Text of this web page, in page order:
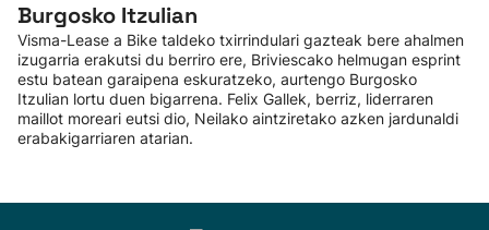
Burgosko Itzulian
Visma-Lease a Bike taldeko txirrindulari gazteak bere ahalmen
izugarria erakutsi du berriro ere, Briviescako helmugan esprint
estu batean garaipena eskuratzeko, aurtengo Burgosko
Itzulian lortu duen bigarrena. Felix Gallek, berriz, liderraren
maillot moreari eutsi dio, Neilako aintziretako azken jardunaldi
erabakigarriaren atarian.